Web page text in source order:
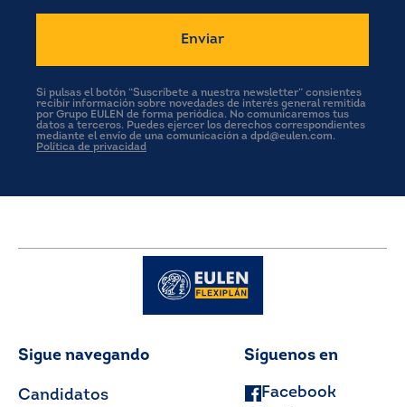
Si pulsas el botón “Suscríbete a nuestra newsletter” consientes
recibir información sobre novedades de interés general remitida
por Grupo EULEN de forma periódica. No comunicaremos tus
datos a terceros. Puedes ejercer los derechos correspondientes
mediante el envío de una comunicación a dpd@eulen.com.
Política de privacidad
Sigue navegando
Candidatos
Síguenos en
Facebook